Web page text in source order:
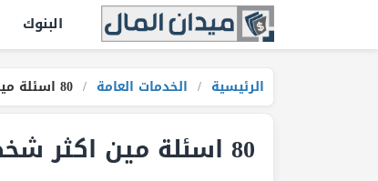
البنوك
الرئيسية / الخدمات العامة / 80 اسئلة مين اكثر شخص.. لعبة ممتعة بين الأصدقاء
80 اسئلة مين اكثر شخص.. لعبة ممتعة بين الأصدقاء